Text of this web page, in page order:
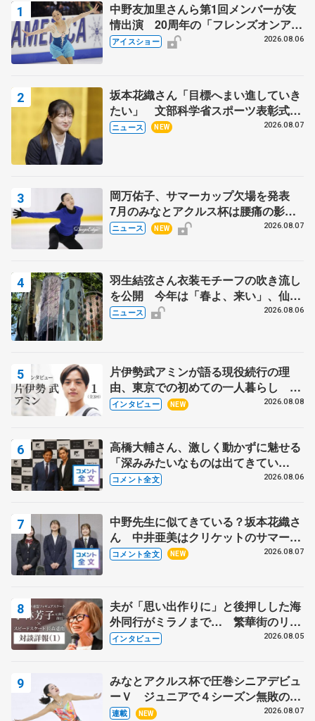
中野友加里さんら第1回メンバーが友
情出演 20周年の「フレンズオンアイ
ス」 宮本賢二さん、有川梨絵さん、
アイスショー 2026.08.06
坂本花織さん「目標へまい進していき
たい」 文部科学省スポーツ表彰式で
代表謝辞
ニュース NEW 2026.08.07
岡万佑子、サマーカップ欠場を発表
7月のみなとアクルス杯は腰痛の影響
で
ニュース NEW 2026.08.07
羽生結弦さん衣装モチーフの吹き流し
を公開 今年は「春よ、来い」、仙台
の瑞鳳殿
ニュース 2026.08.06
片伊勢武アミンが語る現役続行の理
由、東京での初めての一人暮らし 注
目スケーターの「今」に迫る
インタビュー NEW 2026.08.08
高橋大輔さん、激しく動かずに魅せる
「深みみたいなものは出てきてい
る？」 〝兄さん〟と慕うレジェンド
コメント全文 2026.08.06
中野先生に似てきている？坂本花織さ
ん 中井亜美はクリケットのサマーキ
ャンプに 島田麻央はたくさん試合に
コメント全文 NEW 2026.08.07
夫が「思い出作りに」と後押しした海
外同行がミラノまで… 繁華街のリン
クでは不良のお兄さんも味方に 小林
インタビュー 2026.08.05
みなとアクルス杯で圧巻シニアデビュ
ーＶ ジュニアで４シーズン無敗の島
田麻央
連載 NEW 2026.08.07